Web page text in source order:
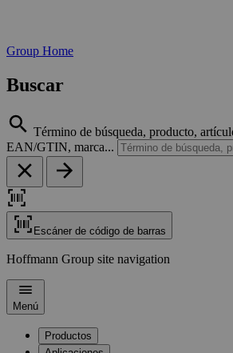
Group Home
Buscar
Término de búsqueda, producto,
EAN/GTIN, marca...
Escáner de código de barras
Hoffmann Group site navigation
Menú
Productos